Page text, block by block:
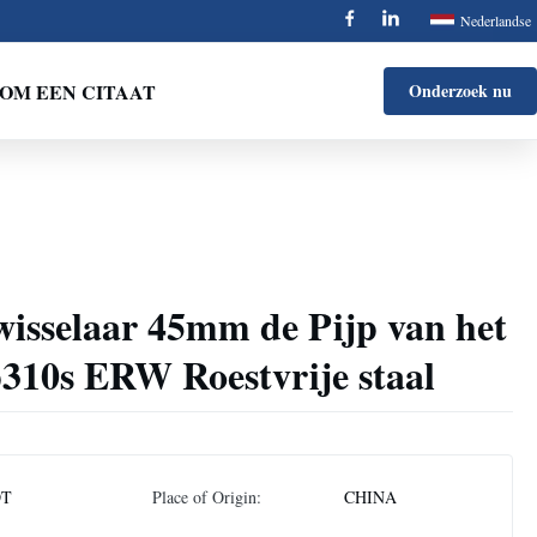
Nederlandse
EEN CITAAT Onderzoek nu
45mm de Pijp van het
ERW Roestvrije staal
Place of Origin: CHINA